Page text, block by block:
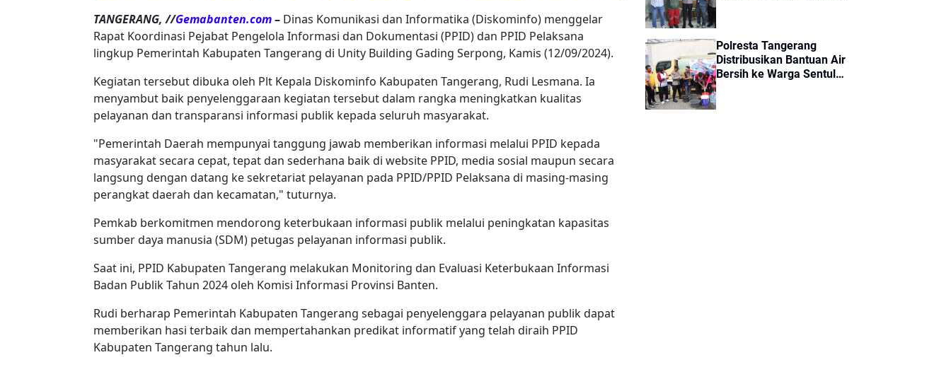
TANGERANG, //Gemabanten.com– Dinas Komunikasi dan Informatika (Diskominfo) menggelar
Rapat Koordinasi Pejabat Pengelola Informasi dan Dokumentasi (PPID) dan PPID Pelaksana
lingkup Pemerintah Kabupaten Tangerang di Unity Building Gading Serpong, Kamis (12/09/2024).
Kegiatan tersebut dibuka oleh Plt Kepala Diskominfo Kabupaten Tangerang, Rudi Lesmana. Ia
menyambut baik penyelenggaraan kegiatan tersebut dalam rangka meningkatkan kualitas
pelayanan dan transparansi informasi publik kepada seluruh masyarakat.
"Pemerintah Daerah mempunyai tanggung jawab memberikan informasi melalui PPID kepada
masyarakat secara cepat, tepat dan sederhana baik di website PPID, media sosial maupun secara
langsung dengan datang ke sekretariat pelayanan pada PPID/PPID Pelaksana di masing-masing
perangkat daerah dan kecamatan," tuturnya.
Pemkab berkomitmen mendorong keterbukaan informasi publik melalui peningkatan kapasitas
sumber daya manusia (SDM) petugas pelayanan informasi publik.
Saat ini, PPID Kabupaten Tangerang melakukan Monitoring dan Evaluasi Keterbukaan Informasi
Badan Publik Tahun 2024 oleh Komisi Informasi Provinsi Banten.
Rudi berharap Pemerintah Kabupaten Tangerang sebagai penyelenggara pelayanan publik dapat
memberikan hasi terbaik dan mempertahankan predikat informatif yang telah diraih PPID
Kabupaten Tangerang tahun lalu.
Polresta Tangerang
Distribusikan Bantuan Air
Bersih ke Warga Sentul